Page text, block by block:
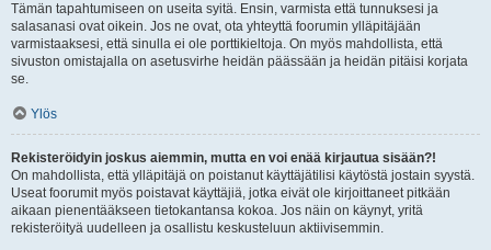
Tämän tapahtumiseen on useita syitä. Ensin, varmista että tunnuksesi ja
salasanasi ovat oikein. Jos ne ovat, ota yhteyttä foorumin ylläpitäjään
varmistaaksesi, että sinulla ei ole porttikieltoja. On myös mahdollista, että
sivuston omistajalla on asetusvirhe heidän päässään ja heidän pitäisi korjata
se.
Ylös
Rekisteröidyin joskus aiemmin, mutta en voi enää kirjautua sisään?!
On mahdollista, että ylläpitäjä on poistanut käyttäjätilisi käytöstä jostain syystä.
Useat foorumit myös poistavat käyttäjiä, jotka eivät ole kirjoittaneet pitkään
aikaan pienentääkseen tietokantansa kokoa. Jos näin on käynyt, yritä
rekisteröityä uudelleen ja osallistu keskusteluun aktiivisemmin.